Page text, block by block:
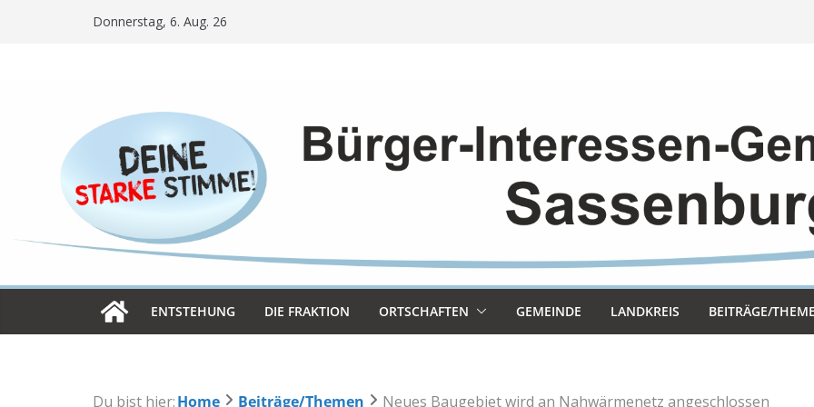
Donnerstag, 6. Aug. 26
ENT­STE­HUNG DIE FRAK­TION ORT­SCHAF­TEN GEMEINDE LAND­KREIS BEITRÄGE/
Du bist hier:Home Beiträge/Themen Neues Baugebiet wird an Nahwärmenetz angeschlossen